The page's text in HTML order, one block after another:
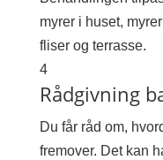
myrer i huset,
fliser og terrasse.
4
Rådgivning
Du får råd om,
fremover. Det kan